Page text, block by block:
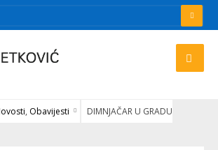
, Obavijesti
DIMNJAČAR U GRADU